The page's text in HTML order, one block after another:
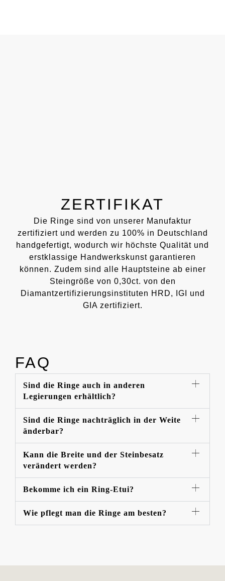
ZERTIFIKAT
Die Ringe sind von unserer Manufaktur
zertifiziert und werden zu 100% in Deutschland
handgefertigt, wodurch wir höchste Qualität und
erstklassige Handwerkskunst garantieren
können. Zudem sind alle Hauptsteine ab einer
Steingröße von 0,30ct. von den
Diamantzertifizierungsinstituten HRD, IGI und
GIA zertifiziert.
FAQ
Sind die Ringe auch in anderen
Legierungen erhältlich?
Sind die Ringe nachträglich in der Weite
änderbar?
Kann die Breite und der Steinbesatz
verändert werden?
Bekomme ich ein Ring-Etui?
Wie pflegt man die Ringe am besten?